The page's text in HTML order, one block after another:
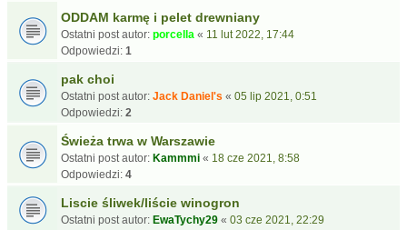
ODDAM karmę i pelet drewniany
Ostatni post autor: porcella « 11 lut 2022, 17:44
Odpowiedzi: 1
pak choi
Ostatni post autor: Jack Daniel's « 05 lip 2021, 0:51
Odpowiedzi: 2
Świeża trwa w Warszawie
Ostatni post autor: Kammmi « 18 cze 2021, 8:58
Odpowiedzi: 4
Liscie śliwek/liście winogron
Ostatni post autor: EwaTychy29 « 03 cze 2021, 22:29